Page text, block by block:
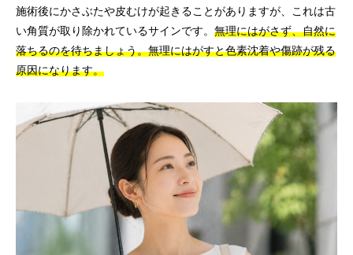
施術後にかさぶたや皮むけが起きることがありますが、これは古
い角質が取り除かれているサインです。 無理にはがさず、自然に
落ちるのを待ちましょう。無理にはがすと色素沈着や傷跡が残る
原因になります。